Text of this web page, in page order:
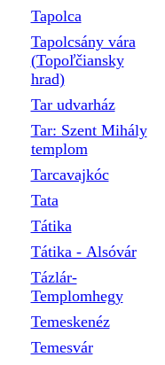
Tapolca
Tapolcsány vára
(Topoľčiansky
hrad)
Tar udvarház
Tar: Szent Mihály
templom
Tarcavajkóc
Tata
Tátika
Tátika - Alsóvár
Tázlár-
Templomhegy
Temeskenéz
Temesvár